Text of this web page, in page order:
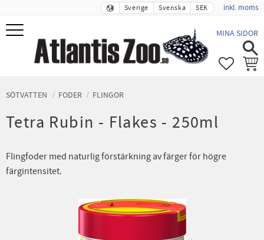
Meny
Sverige Svenska SEK inkl. moms
MINA SIDOR
SÖTVATTEN FODER FLINGOR
Tetra Rubin - Flakes - 250ml
Flingfoder med naturlig förstärkning av färger för högre
färgintensitet.